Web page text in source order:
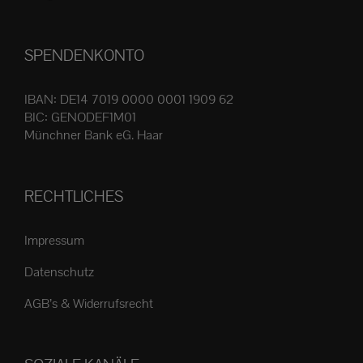
werden
SPENDENKONTO
IBAN: DE14 7019 0000 0001 1909 62
BIC: GENODEF1M01
Münchner Bank eG. Haar
RECHTLICHES
Impressum
Datenschutz
AGB’s & Widerrufsrecht